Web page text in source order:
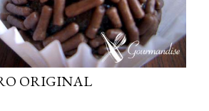
ORIGINAL